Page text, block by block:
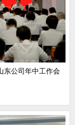
东公司年中工作会